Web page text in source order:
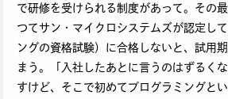
で研修を受けられる制度があって。その
つてサン・マイクロシステムズが認定し
ングの資格試験）に合格しないと、試用
まう。「入社したあとに言うのはずるく
すけど、そこで初めてプログラミングと